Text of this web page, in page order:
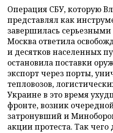
Операция СБУ, которую
представлял как
завершилась
Москва ответила
и десятков населенных
остановила поставки
экспорт через порты,
тепловозов,
Украине в это время
фронте, возник
затронувший и
акции протеста. Так